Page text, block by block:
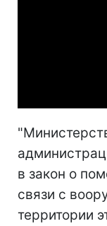
в закон о
связи с
территории